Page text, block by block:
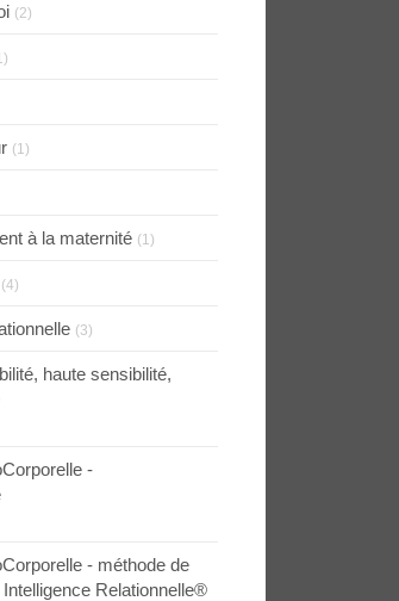
(2)
(1)
à la maternité (1)
(4)
(3)
haute sensibilité,
-
- méthode de
Relationnelle®